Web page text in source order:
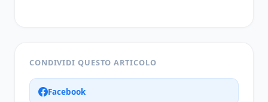
CONDIVIDI QUESTO ARTICOLO
Facebook